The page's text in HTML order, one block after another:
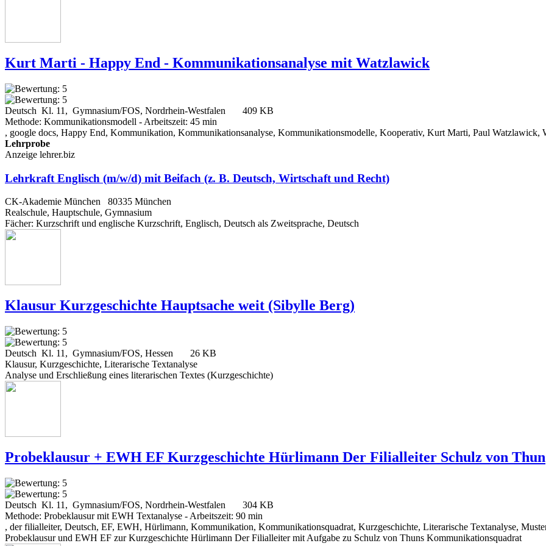
Kurt Marti - Happy End - Kommunikationsanalyse mit Watzlawick
Deutsch Kl. 11, Gymnasium/FOS, Nordrhein-Westfalen
409 KB
Methode: Kommunikationsmodell - Arbeitszeit: 45 min
, google docs, Happy End, Kommunikation, Kommunikationsanalyse, Kommunikationsmodelle, Kooperativ, Kurt Marti, Paul Watzlawick,
Lehrprobe
Anzeige lehrer.biz
Lehrkraft Englisch (m/w/d) mit Beifach (z. B. Deutsch, Wirtschaft und Recht)
CK-Akademie München 80335 München
Realschule, Hauptschule, Gymnasium
Fächer: Kurzschrift und englische Kurzschrift, Englisch, Deutsch als Zweitsprache, Deutsch
Klausur Kurzgeschichte Hauptsache weit (Sibylle Berg)
Deutsch Kl. 11, Gymnasium/FOS, Hessen
26 KB
Klausur, Kurzgeschichte, Literarische Textanalyse
Analyse und Erschließung eines literarischen Textes (Kurzgeschichte)
Probeklausur + EWH EF Kurzgeschichte Hürlimann Der Filialleiter Schulz von Thun
Deutsch Kl. 11, Gymnasium/FOS, Nordrhein-Westfalen
304 KB
Methode: Probeklausur mit EWH Textanalyse - Arbeitszeit: 90 min
, der filialleiter, Deutsch, EF, EWH, Hürlimann, Kommunikation, Kommunikationsquadrat, Kurzgeschichte, Literarische Textanalyse,
Probeklausur und EWH EF zur Kurzgeschichte Hürlimann Der Filialleiter mit Aufgabe zu Schulz von Thuns Kommunikationsquadrat